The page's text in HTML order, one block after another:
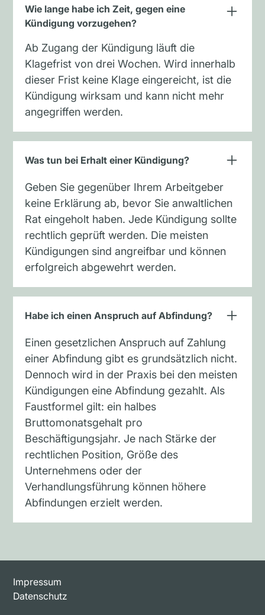
Wie lange habe ich Zeit, gegen eine
Kündigung vorzugehen?
Ab Zugang der Kündigung läuft die
Klagefrist von drei Wochen. Wird innerhalb
dieser Frist keine Klage eingereicht, ist die
Kündigung wirksam und kann nicht mehr
angegriffen werden.
Was tun bei Erhalt einer Kündigung?
Geben Sie gegenüber Ihrem Arbeitgeber
keine Erklärung ab, bevor Sie anwaltlichen
Rat eingeholt haben. Jede Kündigung sollte
rechtlich geprüft werden. Die meisten
Kündigungen sind angreifbar und können
erfolgreich abgewehrt werden.
Habe ich einen Anspruch auf Abfindung?
Einen gesetzlichen Anspruch auf Zahlung
einer Abfindung gibt es grundsätzlich nicht.
Dennoch wird in der Praxis bei den meisten
Kündigungen eine Abfindung gezahlt. Als
Faustformel gilt: ein halbes
Bruttomonatsgehalt pro
Beschäftigungsjahr. Je nach Stärke der
rechtlichen Position, Größe des
Unternehmens oder der
Verhandlungsführung können höhere
Abfindungen erzielt werden.
Impressum
Datenschutz